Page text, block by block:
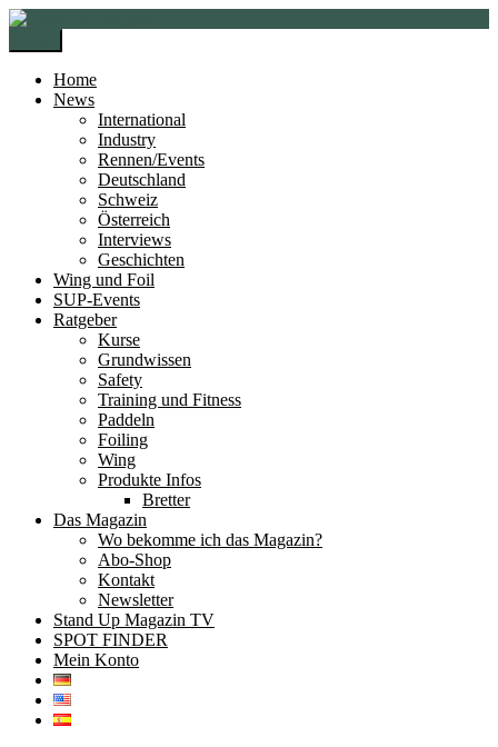
Zur
Navigation
springen
Zum
springen
Home
News
International
Industry
Rennen/Events
Deutschland
Schweiz
Österreich
Interviews
Geschichten
Wing und Foil
SUP-Events
Ratgeber
Kurse
Grundwissen
Safety
Training und Fitness
Paddeln
Foiling
Wing
Produkte Infos
Bretter
Das Magazin
Wo bekomme ich das Magazin?
Abo-Shop
Kontakt
Newsletter
Stand Up Magazin TV
SPOT FINDER
Mein Konto